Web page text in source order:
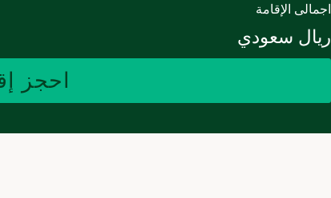
اجمالى الإقامة
ريال سعودي
احجز